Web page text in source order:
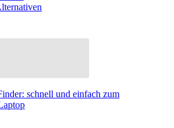
schnell und einfach zum